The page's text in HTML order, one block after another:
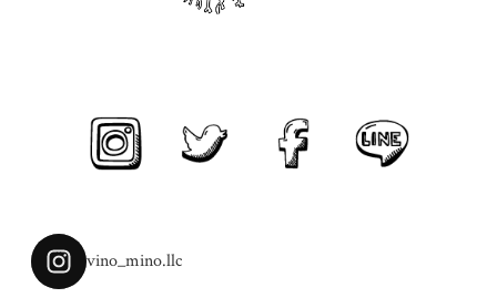
vino_mino.llc